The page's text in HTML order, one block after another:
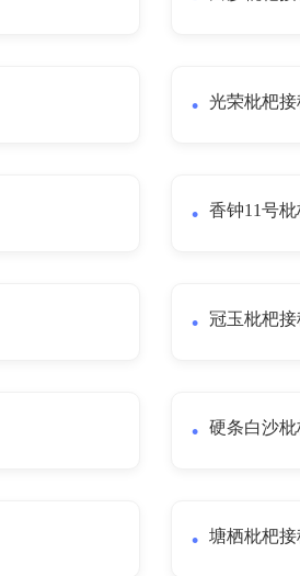
光荣枇杷接
香钟11号
冠玉枇杷接
硬条白沙
塘栖枇杷接